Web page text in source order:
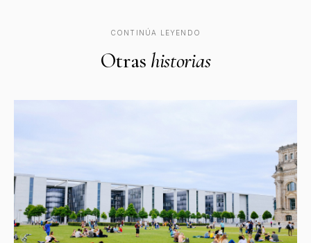
CONTINÚA LEYENDO
Otras historias